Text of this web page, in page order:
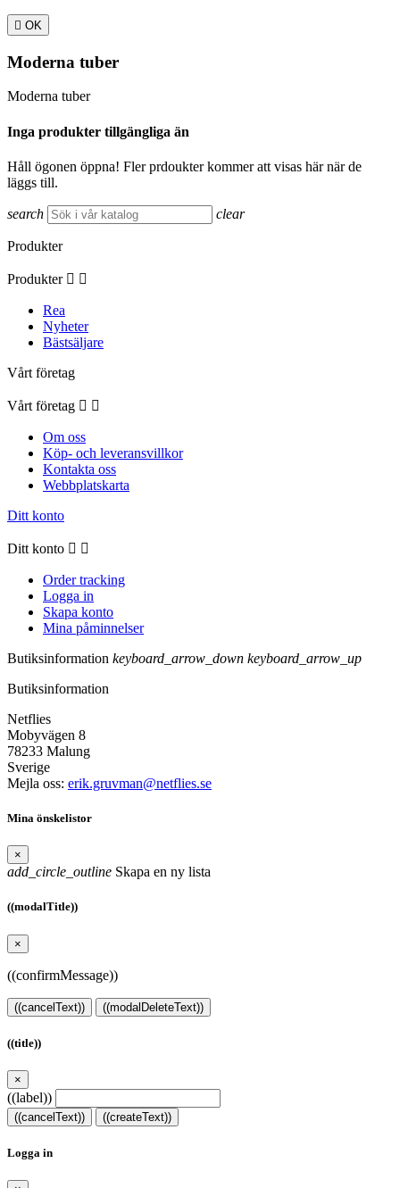
 OK
Moderna tuber
Moderna tuber
Inga produkter tillgängliga än
Håll ögonen öppna! Fler prdoukter kommer att visas här när de
läggs till.
search clear
Produkter
Produkter  
Rea
Nyheter
Bästsäljare
Vårt företag
Vårt företag  
Om oss
Köp- och leveransvillkor
Kontakta oss
Webbplatskarta
Ditt konto
Ditt konto  
Order tracking
Logga in
Skapa konto
Mina påminnelser
Butiksinformation keyboard_arrow_down keyboard_arrow_up
Butiksinformation
Netflies
Mobyvägen 8
78233 Malung
Sverige
Mejla oss: erik.gruvman@netflies.se
Mina önskelistor
×
add_circle_outline Skapa en ny lista
((modalTitle))
×
((confirmMessage))
((cancelText)) ((modalDeleteText))
((title))
×
((label))
((cancelText)) ((createText))
Logga in